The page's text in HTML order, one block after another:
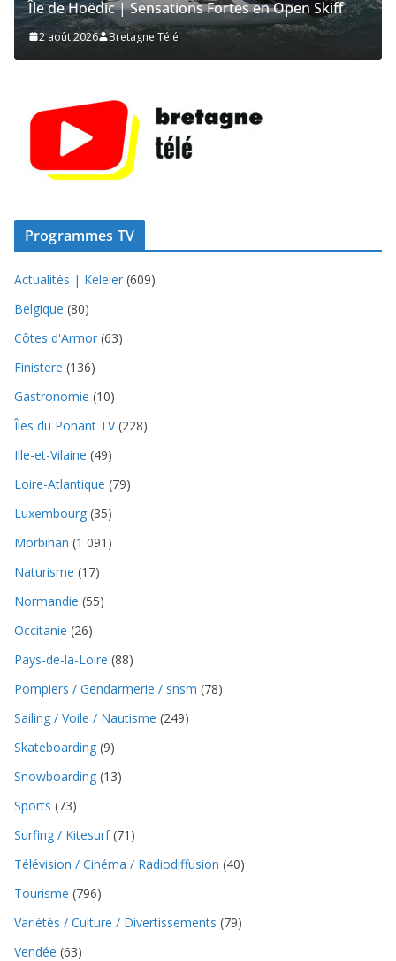
Île de Hoëdic | Dimanche le Jour du Zodiac
2 août 2026 Bretagne Télé
Programmes TV
Actualités | Keleier (609)
Belgique (80)
Côtes d'Armor (63)
Finistere (136)
Gastronomie (10)
Îles du Ponant TV(228)
Ille-et-Vilaine (49)
Loire-Atlantique (79)
Luxembourg (35)
Morbihan (1 091)
Naturisme (17)
Normandie (55)
Occitanie (26)
Pays-de-la-Loire (88)
Pompiers / Gendarmerie / snsm (78)
Sailing / Voile / Nautisme (249)
Skateboarding (9)
Snowboarding (13)
Sports (73)
Surfing / Kitesurf(71)
Télévision / Cinéma / Radiodiffusion (40)
Tourisme (796)
Variétés / Culture / Divertissements (79)
Vendée (63)